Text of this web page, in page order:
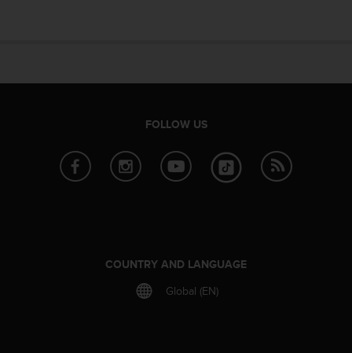
FOLLOW US
COUNTRY AND LANGUAGE
Global (EN)